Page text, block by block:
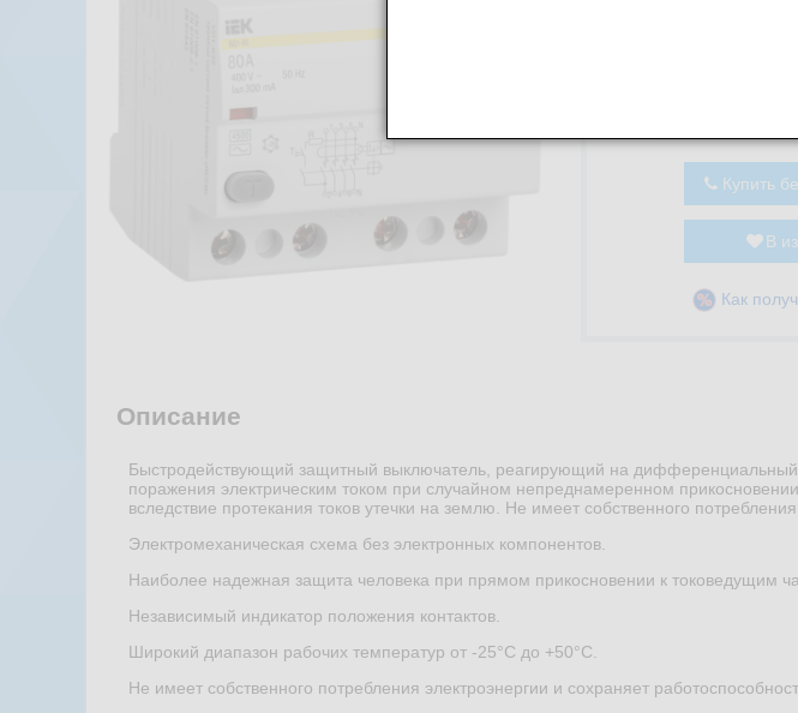
Купить
В
Как
Описание
Быстродействующий защитный выключатель, реагирующий на дифференциальный
поражения электрическим током при случайном непреднамеренном
вследствие протекания токов утечки на землю. Не имеет собственного
Электромеханическая схема без электронных компонентов.
Наиболее надежная защита человека при прямом прикосновении к токоведущим
Независимый индикатор положения контактов.
Широкий диапазон рабочих температур от -25°С до +50°С.
Не имеет собственного потребления электроэнергии и сохраняет